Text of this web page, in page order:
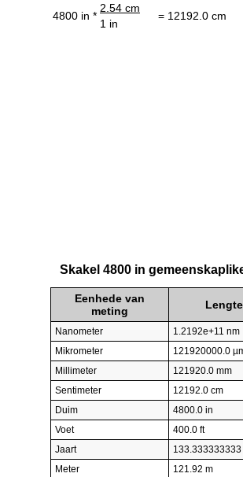
4800 in *
2.54 cm
= 12192.0 cm
1 in
Skakel 4800 in
Eenhede van
meting
Nanometer
1.2192e+11 nm
Mikrometer
121920000.0
Millimeter
121920.0 mm
Sentimeter
12192.0 cm
Duim
4800.0 in
Voet
400.0 ft
Jaart
133.333333333
Meter
121.92 m